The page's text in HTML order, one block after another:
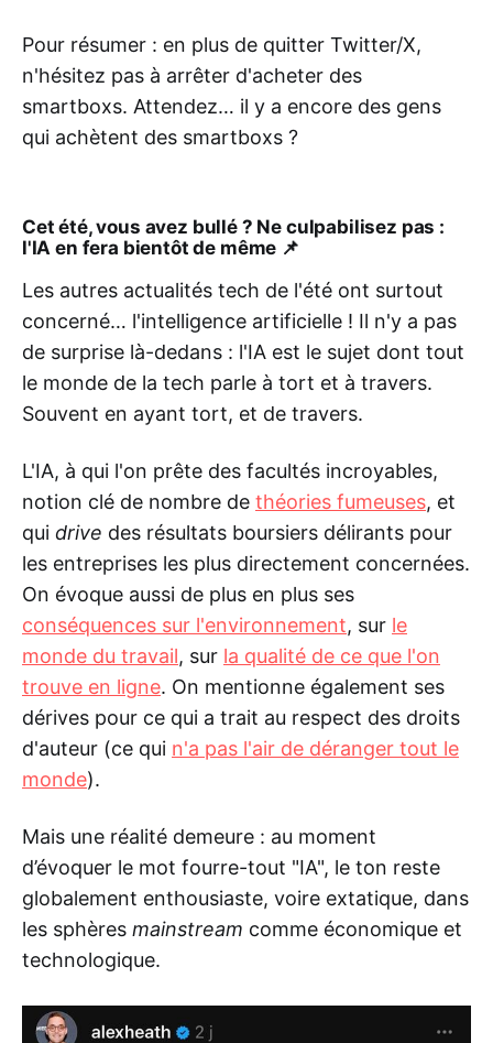
Pour résumer : en plus de quitter Twitter/X,
n'hésitez pas à arrêter d'acheter des
smartboxs. Attendez… il y a encore des gens
qui achètent des smartboxs ?
Cet été, vous avez bullé ? Ne culpabilisez pas :
l'IA en fera bientôt de même 📌
Les autres actualités tech de l'été ont surtout
concerné… l'intelligence artificielle ! Il n'y a pas
de surprise là-dedans : l'IA est le sujet dont tout
le monde de la tech parle à tort et à travers.
Souvent en ayant tort, et de travers.
L'IA, à qui l'on prête des facultés incroyables,
notion clé de nombre de théories fumeuses, et
qui drive des résultats boursiers délirants pour
les entreprises les plus directement concernées.
On évoque aussi de plus en plus ses
conséquences sur l'environnement, sur le
monde du travail, sur la qualité de ce que l'on
trouve en ligne. On mentionne également ses
dérives pour ce qui a trait au respect des droits
d'auteur (ce qui n'a pas l'air de déranger tout le
monde).
Mais une réalité demeure : au moment
d’évoquer le mot fourre-tout "IA", le ton reste
globalement enthousiaste, voire extatique, dans
les sphères mainstream comme économique et
technologique.